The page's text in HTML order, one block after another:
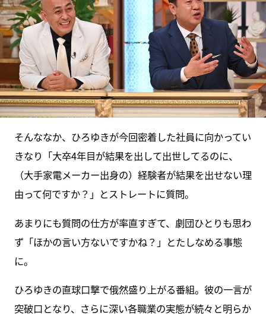
そんななか、ひろゆきが今回密着した社員に向かってい
きなり「大卒4年目が結果を出して出世してるのに、
（大手家電メーカー出身の）経験者が結果を出せない理
由って何ですか？」とストレートに質問。
あまりにも質問の仕方が率直すぎて、劇団ひとりも思わ
ず「ほかの言い方ないですかね？」とたしなめる事態
に。
ひろゆきの直球口撃で俄然盛り上がる番組。彼の一言が
突破口となり、さらに深い各職業の実態が続々と明らか